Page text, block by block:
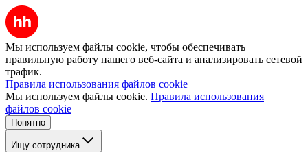
Мы используем файлы cookie, чтобы обеспечивать
правильную работу нашего веб-сайта и анализировать сетевой
трафик.
Правила использования файлов cookie
Мы используем файлы cookie. Правила использования
файлов cookie
Понятно
Ищу сотрудника